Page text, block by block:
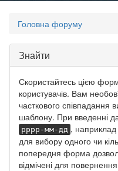
Головна форуму
Знайти
Скористайтесь цією
користувачів. Вам
часткового співпадання
шаблону. При введенні
рррр-мм-дд , наприклад
для вибору одного чи
попередня форма
відмічені для